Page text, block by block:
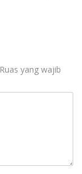
Ruas yang wajib